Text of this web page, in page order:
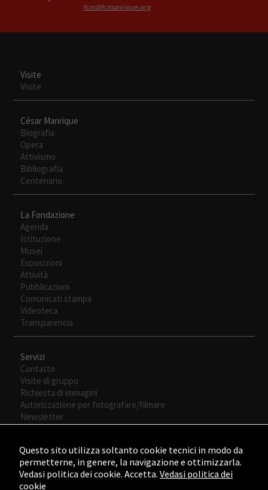
fcm@fcmanrique.org
Visite
Visite
César Manrique
Biografia
Opera
Attivismo
Bibliografia
Centenario
La Fondazione
Agenda
Istituzione
Musei
Esposizioni
Attività
Pubblicazioni
Comunicati stampa
Videoteca
Transparencia
Servizi
Contatto
Visite di gruppo
Richiesta di immagini
Autorizzazione per fotografare/filmare
Newsletter
Questo sito utilizza soltanto cookie tecnici in modo da
permetterne, in genere, la navigazione e ottimizzarla.
Vedasi politica dei cookie. Accetta. Vedasi politica dei
cookie
cookies no
Para que
rechaza estas
desaparecerán
de la web.